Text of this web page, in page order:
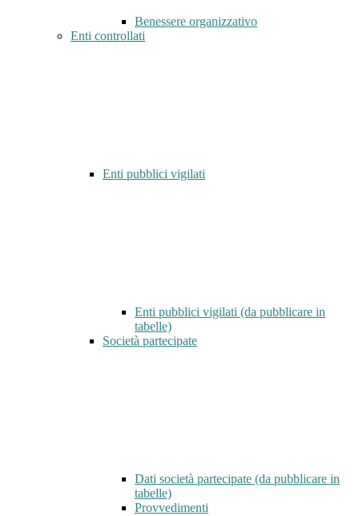
Benessere organizzativo
Enti controllati
Enti pubblici vigilati
Enti pubblici vigilati (da pubblicare in
tabelle)
Società partecipate
Dati società partecipate (da pubblicare in
tabelle)
Provvedimenti